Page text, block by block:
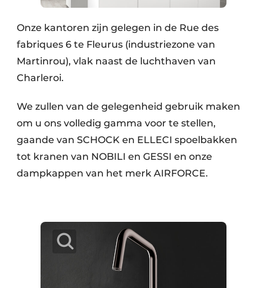
Onze kantoren zijn gelegen in de Rue des
fabriques 6 te Fleurus (industriezone van
Martinrou), vlak naast de luchthaven van
Charleroi.
We zullen van de gelegenheid gebruik maken
om u ons volledig gamma voor te stellen,
gaande van SCHOCK en ELLECI spoelbakken
tot kranen van NOBILI en GESSI en onze
dampkappen van het merk AIRFORCE.